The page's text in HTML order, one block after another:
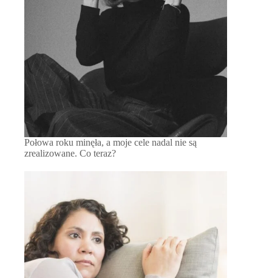
Połowa roku minęła, a moje cele nadal nie są
zrealizowane. Co teraz?